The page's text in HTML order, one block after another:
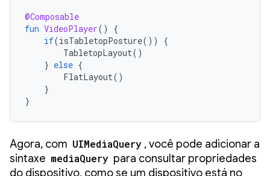
@Composable
fun VideoPlayer()
{
if(isTabletopPosture())
{
TabletopLayout()
} else {
FlatLayout()
}
}
Agora, com UIMediaQuery , você pode adicionar a
sintaxe mediaQuery para consultar propriedades
do dispositivo, como se um dispositivo está no